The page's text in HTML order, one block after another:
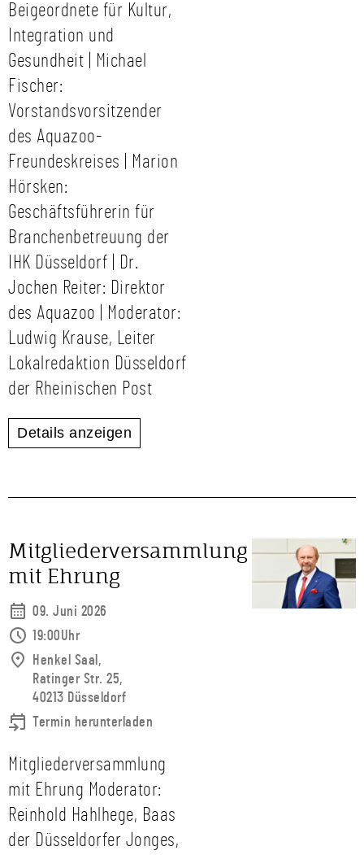
Beigeordnete für Kultur,
Integration und
Gesundheit | Michael
Fischer:
Vorstandsvorsitzender
des Aquazoo-
Freundeskreises | Marion
Hörsken:
Geschäftsführerin für
Branchenbetreuung der
IHK Düsseldorf | Dr.
Jochen Reiter: Direktor
des Aquazoo | Moderator:
Ludwig Krause, Leiter
Lokalredaktion Düsseldorf
der Rheinischen Post
Details anzeigen
Mitgliederversammlung
mit Ehrung
09. Juni 2026
19:00Uhr
Henkel Saal,
Ratinger Str. 25,
40213 Düsseldorf
Termin herunterladen
Mitgliederversammlung
mit Ehrung Moderator:
Reinhold Hahlhege, Baas
der Düsseldorfer Jonges,